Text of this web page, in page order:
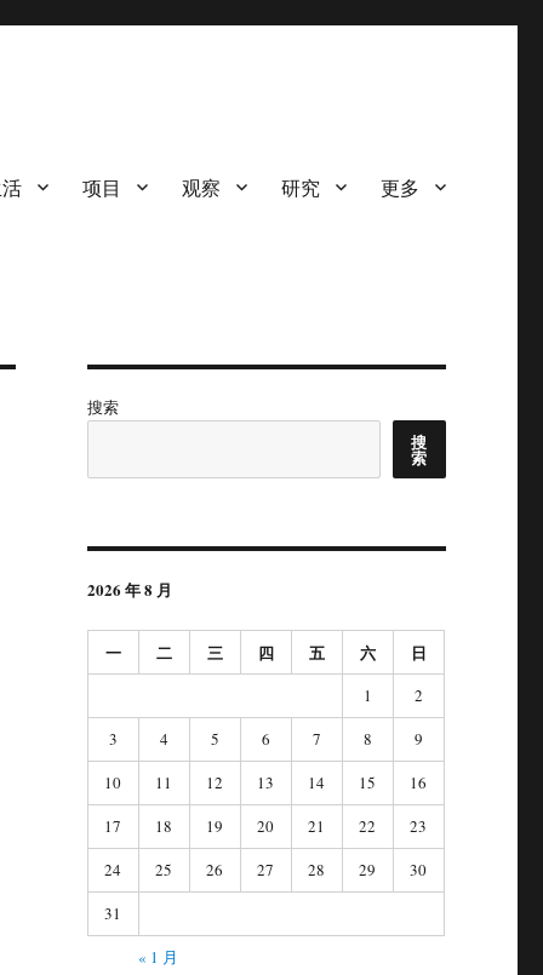
项目 观察 研究 更多
搜索
搜
索
2026 年 8 月
一 二 三 四 五 六 日
1
2
3
4 5 6 7 8
9
10
11 12 13 14 15
16
17
18 19 20 21 22
23
24
25 26 27 28 29
30
31
« 1 月